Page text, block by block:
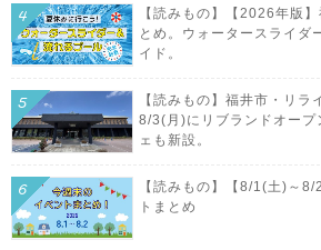
【読みもの】【2026年版
とめ。ウォータースライダ
イド。
【読みもの】福井市・リラ
8/3(月)にリブランドオープ
ェも新設。
【読みもの】【8/1(土)～
トまとめ